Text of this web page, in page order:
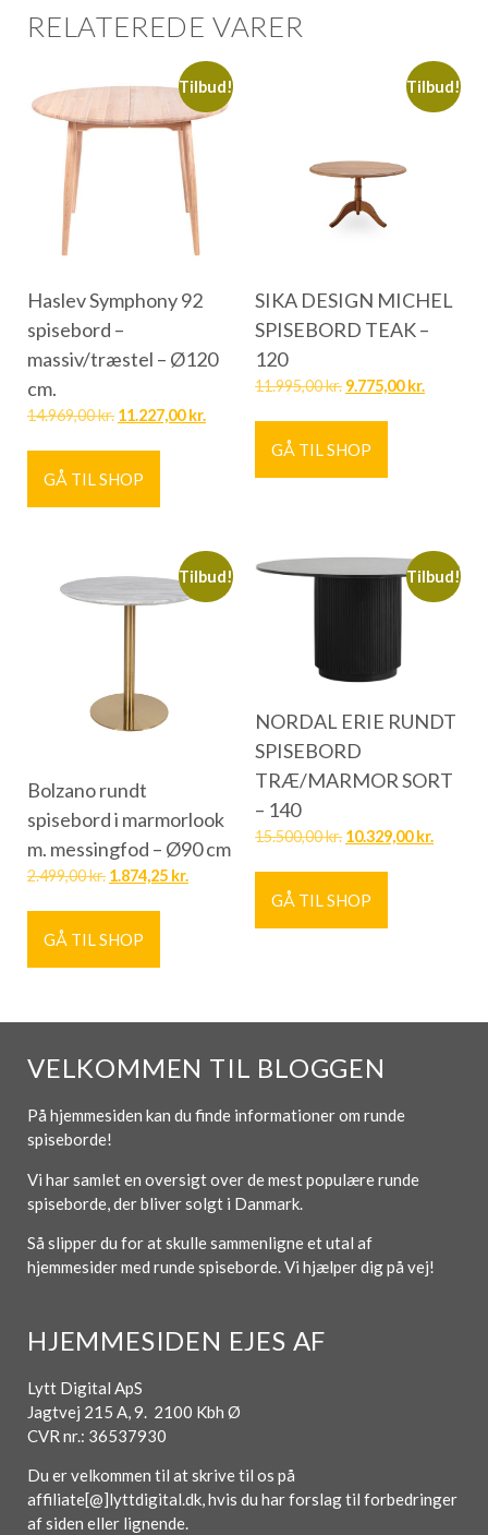
RELATEREDE VARER
Tilbud!
Haslev Symphony 92
spisebord –
massiv/træstel – Ø120
cm.
14.969,00kr. 11.227,00kr.
GÅ TIL SHOP
Tilbud!
SIKA DESIGN MICHEL
SPISEBORD TEAK –
120
11.995,00kr. 9.775,00kr.
GÅ TIL SHOP
Tilbud!
Bolzano rundt
spisebord i marmorlook
m. messingfod – Ø90 cm
2.499,00kr. 1.874,25 kr.
GÅ TIL SHOP
Tilbud!
NORDAL ERIE RUNDT
SPISEBORD
TRÆ/MARMOR SORT
– 140
15.500,00kr. 10.329,00kr.
GÅ TIL SHOP
VELKOMMEN TIL BLOGGEN
På hjemmesiden kan du finde informationer om runde
spiseborde!
Vi har samlet en oversigt over de mest populære runde
spiseborde, der bliver solgt i Danmark.
Så slipper du for at skulle sammenligne et utal af
hjemmesider med runde spiseborde. Vi hjælper dig på vej!
HJEMMESIDEN EJES AF
Lytt Digital ApS
Jagtvej 215 A, 9. 2100 Kbh Ø
CVR nr.: 36537930
Du er velkommen til at skrive til os på
affiliate[@]lyttdigital.dk, hvis du har forslag til forbedringer
af siden eller lignende.